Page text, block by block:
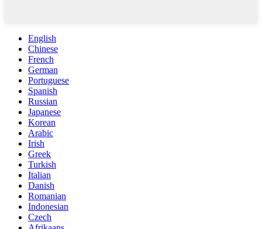
English
Chinese
French
German
Portuguese
Spanish
Russian
Japanese
Korean
Arabic
Irish
Greek
Turkish
Italian
Danish
Romanian
Indonesian
Czech